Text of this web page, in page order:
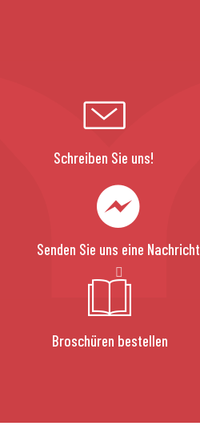
Schreiben Sie uns!
Senden Sie uns eine Nachricht
Broschüren bestellen